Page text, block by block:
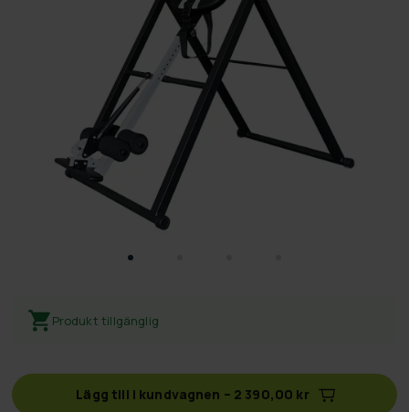
Produkt tillgänglig
Lägg till i kundvagnen – 2 390,00 kr